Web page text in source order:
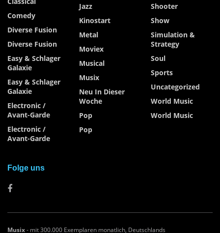
Comedy
Diverse Fusion
Diverse Fusion
Easy & Schlager
Galaxie
Easy & Schlager
Galaxie
Electronic /
Avant-Garde
Electronic /
Avant-Garde
Jazz
Kinostart
Metal
Moviex
Musical
Musix
Neu In Dieser
Woche
Pop
Pop
Shooter
Show
Simulation &
Strategy
Soul
Sports
Uncategorized
World Music
World Music
Folge uns
Musix- mit 300.000 Exemplaren monatlich, Deutschlands